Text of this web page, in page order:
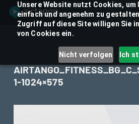
Unsere Website nutzt Cookies, um
einfach und angenehm zu
Zugriff auf diese Site willigen Sie
von Cookies ein.
Nicht verfolgen Ich
Skip
content
1-1024×575